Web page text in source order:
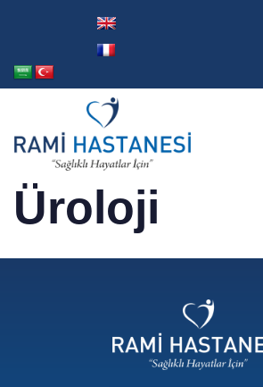
Üroloji